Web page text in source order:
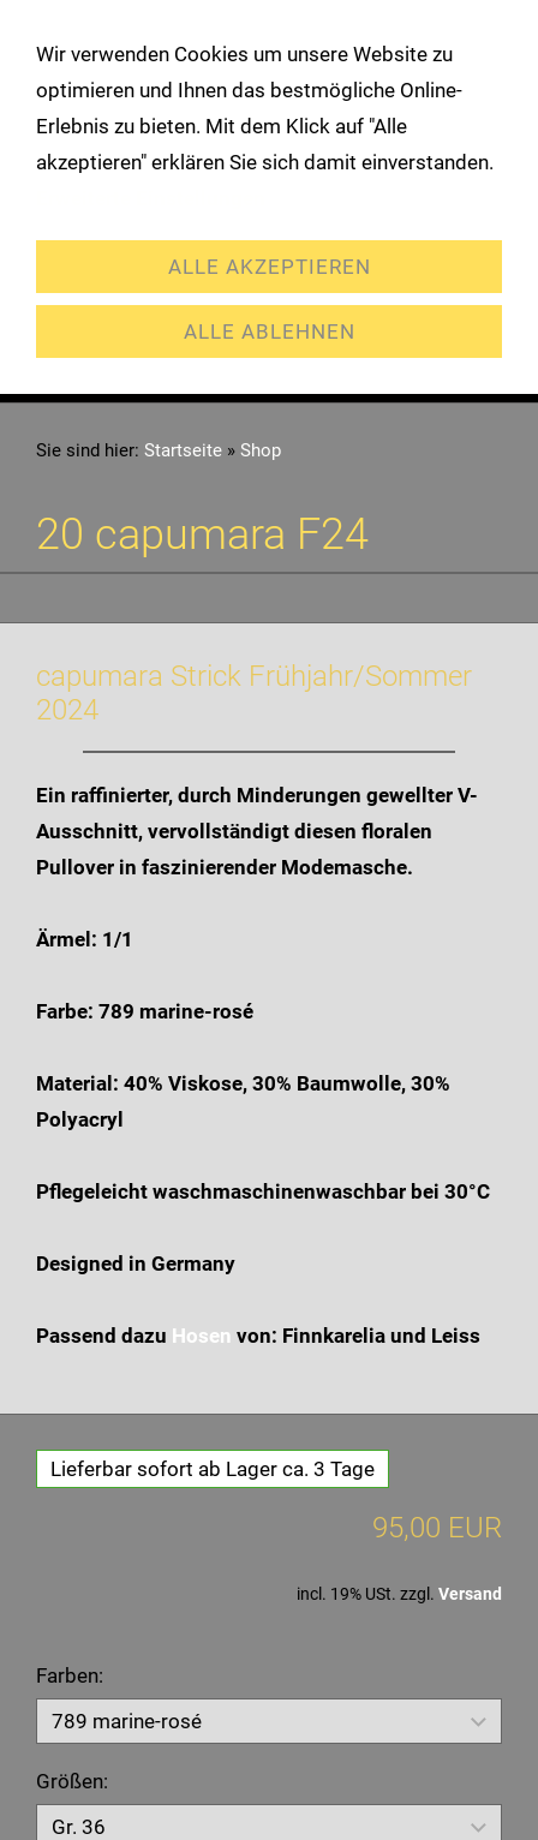
Navigation öffnen
Sie sind hier: Startseite » Shop
20 capumara F24
capumara Strick Frühjahr/Sommer
2024
Ein raffinierter, durch Minderungen gewellter V-
Ausschnitt, vervollständigt diesen floralen
Pullover in faszinierender Modemasche.
Ärmel: 1/1
Farbe: 789 marine-rosé
Material: 40% Viskose, 30% Baumwolle, 30%
Polyacryl
Pflegeleicht waschmaschinenwaschbar bei 30°C
Designed in Germany
Passend dazu Hosen von: Finnkarelia und Leiss
Lieferbar sofort ab Lager ca. 3 Tage
95,00 EUR
incl. 19% USt. zzgl. Versand
Farben:
Größen:
Wir verwenden Cookies um unsere Website zu
optimieren und Ihnen das bestmögliche Online-
Erlebnis zu bieten. Mit dem Klick auf "Alle
akzeptieren" erklären Sie sich damit einverstanden.
ALLE AKZEPTIEREN
ALLE ABLEHNEN